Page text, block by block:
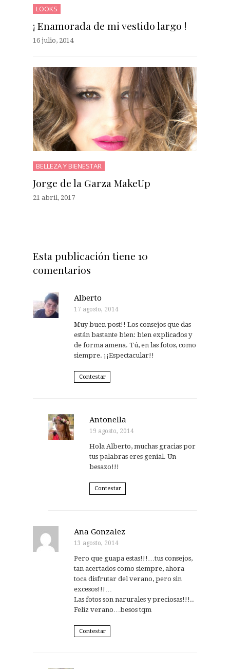
LOOKS
¡ Enamorada de mi vestido largo !
16 julio, 2014
BELLEZA Y BIENESTAR
Jorge de la Garza MakeUp
21 abril, 2017
Esta publicación tiene 10
comentarios
Alberto
17 agosto, 2014
Muy buen post!! Los consejos que das
están bastante bien: bien explicados y
de forma amena. Tú, en las fotos, como
siempre. ¡¡Espectacular!!
Contestar
Antonella
19 agosto, 2014
Hola Alberto, muchas gracias por
tus palabras eres genial. Un
besazo!!!
Contestar
Ana Gonzalez
13 agosto, 2014
Pero que guapa estas!!!…tus consejos,
tan acertados como siempre, ahora
toca disfrutar del verano, pero sin
excesos!!!…
Las fotos son narurales y preciosas!!!..
Feliz verano…besos tqm
Contestar